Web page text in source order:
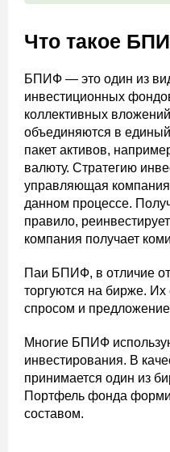
Что такое
БПИФ — это один из
инвестиционных
коллективных
объединяются в
пакет активов,
валюту. Стратегию
управляющая
данном процессе.
правило,
компания получает
Паи БПИФ, в отличие
торгуются на бирже. Их
спросом и
Многие БПИФ
инвестирования. В
принимается один из
Портфель фонда
составом.